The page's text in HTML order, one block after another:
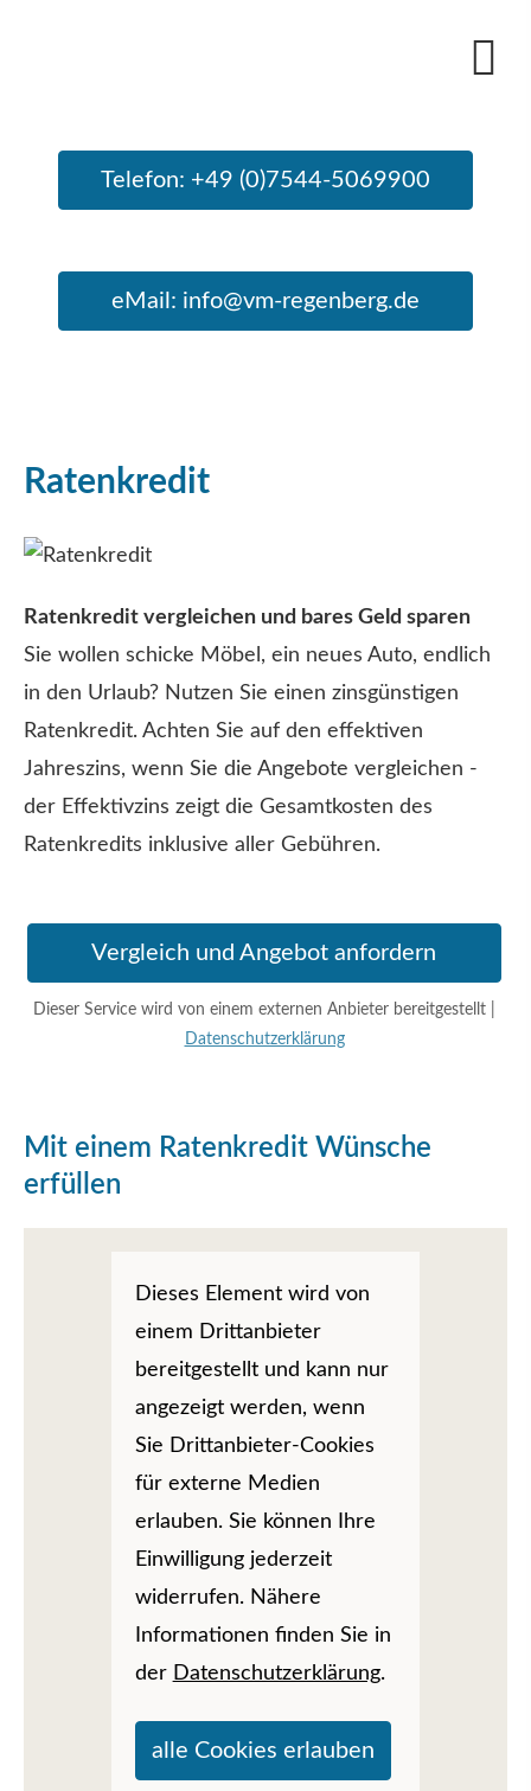
Telefon: +49 (0)7544-5069900
eMail: info@vm-regenberg.de
Ratenkredit
Ratenkredit ver­gleichen und bares Geld sparen
Sie wollen schicke Möbel, ein neues Auto, endlich
in den Urlaub? Nutzen Sie einen zinsgünstigen
Ratenkredit. Achten Sie auf den effektiven
Jahreszins, wenn Sie die Angebote ver­gleichen -
der Effektivzins zeigt die Gesamtkosten des
Ratenkredits inklusive aller Gebühren.
Vergleich und An­ge­bot an­for­dern
Dieser Service wird von einem externen Anbieter bereitgestellt |
Datenschutzerklärung
Mit einem Ratenkredit Wünsche
erfüllen
Dieses Element wird von
einem Drittanbieter
bereitgestellt und kann nur
angezeigt werden, wenn
Sie Drittanbieter-Cookies
für externe Medien
erlauben. Sie können Ihre
Einwilligung jederzeit
widerrufen. Nähere
Informationen finden Sie in
der Datenschutzerklärung.
alle Cookies erlauben